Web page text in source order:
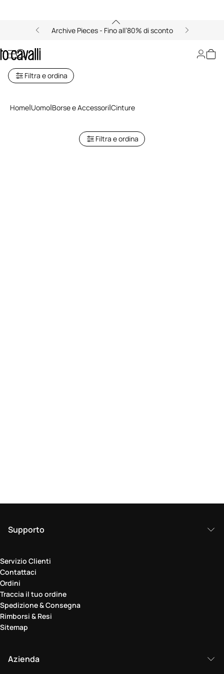
Archive Pieces - Fino all’80% di sconto
Cinture da Uomo
Filtra e ordina
Home Uomo Borse e Accessori Cinture
Filtra e ordina
Supporto
Servizio Clienti
Contattaci
Ordini
Traccia il tuo ordine
Spedizione & Consegna
Rimborsi & Resi
Sitemap
Azienda